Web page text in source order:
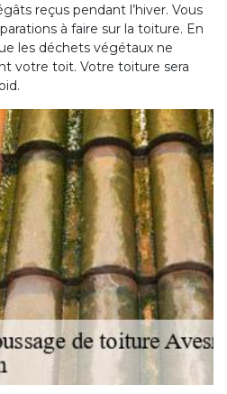
reçus pendant l’hiver. Vous
à faire sur la toiture. En
les déchets végétaux ne
votre toit. Votre toiture sera